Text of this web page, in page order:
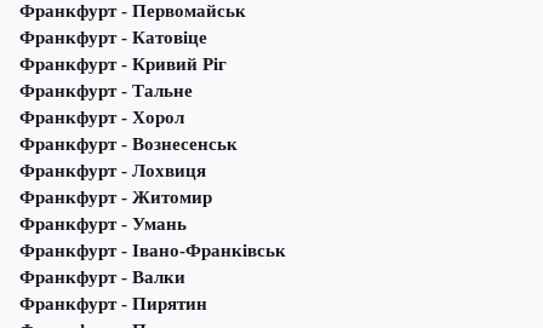
Франкфурт - Первомайськ
Франкфурт - Катовіце
Франкфурт - Кривий Ріг
Франкфурт - Тальне
Франкфурт - Хорол
Франкфурт - Вознесенськ
Франкфурт - Лохвиця
Франкфурт - Житомир
Франкфурт - Умань
Франкфурт - Івано-Франківськ
Франкфурт - Валки
Франкфурт - Пирятин